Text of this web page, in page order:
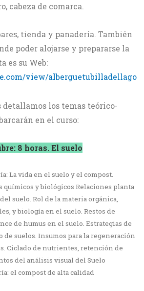
cabeza de comarca.
tienda y panadería. También
poder alojarse y prepararse la
es su Web:
view/alberguetubilladellago
los temas teórico-
en el curso:
8 horas. El suelo
La vida en el suelo y el compost.
químicos y biológicos Relaciones planta
suelo. Rol de la materia orgánica,
y biología en el suelo. Restos de
de humus en el suelo. Estrategias de
de suelos. Insumos para la regeneración
Ciclado de nutrientes, retención de
del análisis visual del Suelo
el compost de alta calidad